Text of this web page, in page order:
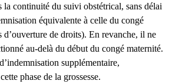
la continuité du suivi obstétrical, sans délai
équivalente à celle du congé
d’ouverture de droits). En revanche, il ne
au-delà du début du congé maternité.
supplémentaire,
phase de la grossesse.